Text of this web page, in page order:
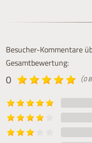
Besucher-Kommentare
Gesamtbewertung:
0 (0